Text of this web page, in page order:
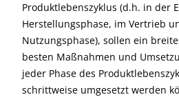
Produktlebenszyklus (d.h. in der
Herstellungsphase, im Vertrieb
Nutzungsphase), sollen ein
besten Maßnahmen und
jeder Phase des
schrittweise umgesetzt werden